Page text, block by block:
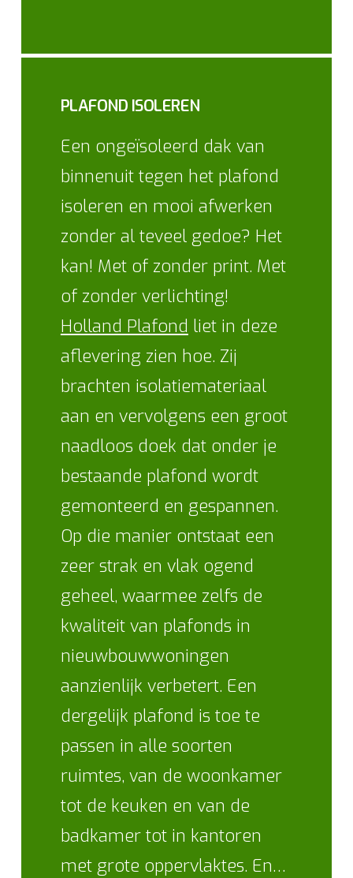
PLAFOND ISOLEREN
Een ongeïsoleerd dak van
binnenuit tegen het plafond
isoleren en mooi afwerken
zonder al teveel gedoe? Het
kan! Met of zonder print. Met
of zonder verlichting!
Holland Plafond liet in deze
aflevering zien hoe. Zij
brachten isolatiemateriaal
aan en vervolgens een groot
naadloos doek dat onder je
bestaande plafond wordt
gemonteerd en gespannen.
Op die manier ontstaat een
zeer strak en vlak ogend
geheel, waarmee zelfs de
kwaliteit van plafonds in
nieuwbouwwoningen
aanzienlijk verbetert. Een
dergelijk plafond is toe te
passen in alle soorten
ruimtes, van de woonkamer
tot de keuken en van de
badkamer tot in kantoren
met grote oppervlaktes. En…